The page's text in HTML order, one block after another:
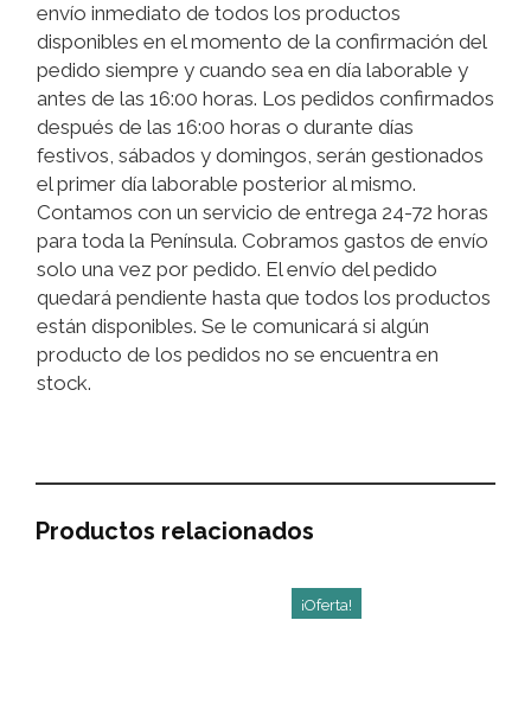
envío inmediato de todos los productos
disponibles en el momento de la confirmación del
pedido siempre y cuando sea en día laborable y
antes de las 16:00 horas. Los pedidos confirmados
después de las 16:00 horas o durante días
festivos, sábados y domingos, serán gestionados
el primer día laborable posterior al mismo.
Contamos con un servicio de entrega 24-72 horas
para toda la Península. Cobramos gastos de envío
solo una vez por pedido. El envío del pedido
quedará pendiente hasta que todos los productos
están disponibles. Se le comunicará si algún
producto de los pedidos no se encuentra en
stock.
Productos relacionados
¡Oferta!